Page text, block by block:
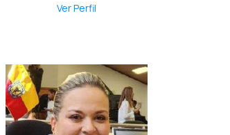
Ver Perfil